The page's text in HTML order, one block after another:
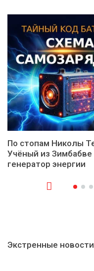
По стопам Николы
Учёный из
генератор энергии
Экстренные